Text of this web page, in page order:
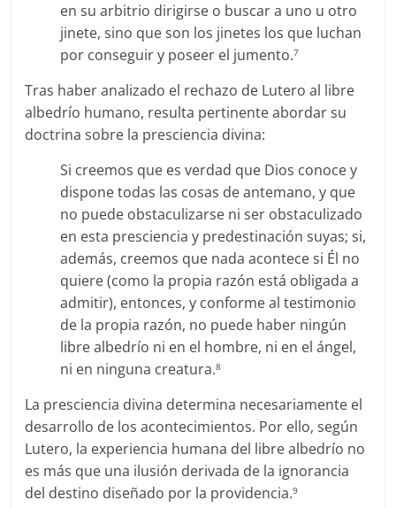
en su arbitrio dirigirse o buscar a uno u otro
jinete, sino que son los jinetes los que luchan
por conseguir y poseer el jumento.7
Tras haber analizado el rechazo de Lutero al libre
albedrío humano, resulta pertinente abordar su
doctrina sobre la presciencia divina:
Si creemos que es verdad que Dios conoce y
dispone todas las cosas de antemano, y que
no puede obstaculizarse ni ser obstaculizado
en esta presciencia y predestinación suyas; si,
además, creemos que nada acontece si Él no
quiere (como la propia razón está obligada a
admitir), entonces, y conforme al testimonio
de la propia razón, no puede haber ningún
libre albedrío ni en el hombre, ni en el ángel,
ni en ninguna creatura.8
La presciencia divina determina necesariamente el
desarrollo de los acontecimientos. Por ello, según
Lutero, la experiencia humana del libre albedrío no
es más que una ilusión derivada de la ignorancia
del destino diseñado por la providencia.9